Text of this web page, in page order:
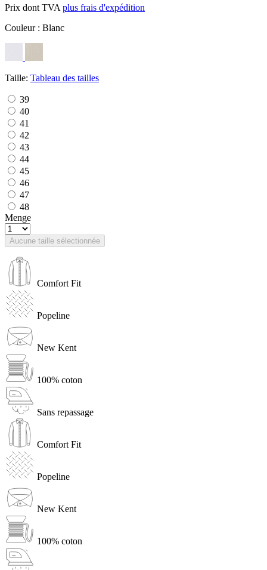
Prix dont TVA plus frais d'expédition
Couleur : Blanc
Taille: Tableau des tailles
39
40
41
42
43
44
45
46
47
48
Menge
Aucune taille sélectionnée
Comfort Fit
Popeline
New Kent
100% coton
Sans repassage
Comfort Fit
Popeline
New Kent
100% coton